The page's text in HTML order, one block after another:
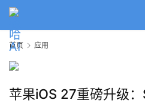
首页 应用
苹果iOS 27重磅升级：